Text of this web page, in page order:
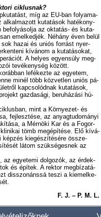
cik­lus­nak?
míg az EU-ban fo­lya­ma­
al­kal­ma­zott ku­ta­tá­sok ha­té­kony­
be­fo­lyá­sol­ja az ok­ta­tás- és ku­ta­
emel­ked­jék. Né­hány éven be­lül
ha­zai és uni­ós for­rást nyer­
kí­vá­nom a ku­ta­tá­so­kat,
A he­lyes egyen­súly meg­
te­vé­keny­ség kö­zött.
le­fé­kez­te az egye­tem,
mi­nél több köz­vet­len uni­ós pá­
kap­cso­lód­nak ku­ta­tá­sok,
gaz­da­sá­gi, be­ru­há­zá­si hú­
mint a Kör­nye­zet- és
fej­lesz­té­se, az anyag­tu­do­má­nyi
a Mér­nö­ki Kar és a Fogor­
tömb meg­épí­té­se. Elő kí­vá­
kép­zés ki­egé­szí­té­sé­re össz­e­
lá­tom szük­sé­ges­nek az
egye­te­mi dol­go­zók, az ér­dek-
és épí­tek. A rek­tor meg­bí­za­tá­
dis­­szo­náns­sá te­szi a ki­emel­ke­
F. J. – P. M. L.